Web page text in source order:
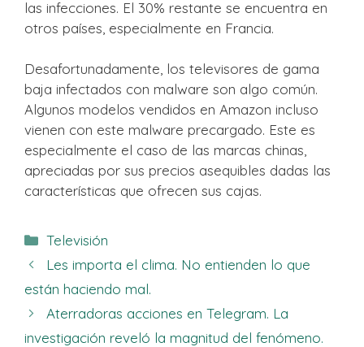
las infecciones. El 30% restante se encuentra en
otros países, especialmente en Francia.
Desafortunadamente, los televisores de gama
baja infectados con malware son algo común.
Algunos modelos vendidos en Amazon incluso
vienen con este malware precargado. Este es
especialmente el caso de las marcas chinas,
apreciadas por sus precios asequibles dadas las
características que ofrecen sus cajas.
Categorías
Televisión
Les importa el clima. No entienden lo que
están haciendo mal.
Aterradoras acciones en Telegram. La
investigación reveló la magnitud del fenómeno.